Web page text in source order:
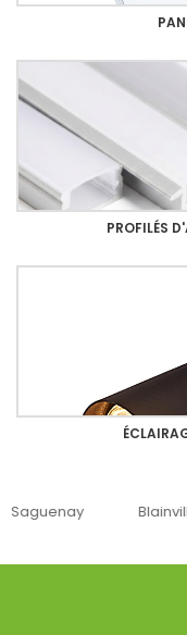
PROFILÉS
Blainville